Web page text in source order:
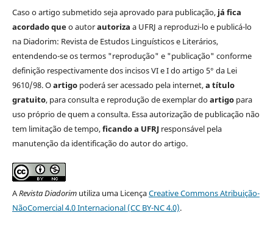
Caso o artigo submetido seja aprovado para publicação, já fica
acordado queo autorautoriza a UFRJ a reproduzi-lo e publicá-lo
na Diadorim: Revista de Estudos Linguísticos e Literários,
entendendo-se os termos "reprodução" e "publicação" conforme
definição respectivamente dos incisos VI e I do artigo 5° da Lei
9610/98. Oartigopoderá ser acessado pela internet,a título
gratuito, para consulta e reprodução de exemplar doartigopara
uso próprio de quem a consulta. Essa autorização de publicação não
tem limitação de tempo,ficando a UFRJresponsável pela
manutenção da identificação do autor do artigo.
ARevista Diadorimutiliza uma LicençaCreative Commons Atribuição-
NãoComercial 4.0 Internacional (CC BY-NC 4.0).